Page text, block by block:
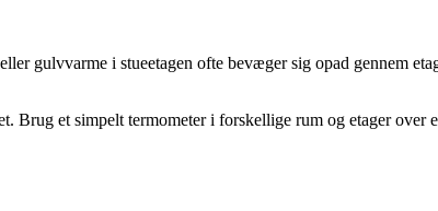
gulvvarme i stueetagen ofte bevæger sig opad gennem
Brug et simpelt termometer i forskellige rum og etager